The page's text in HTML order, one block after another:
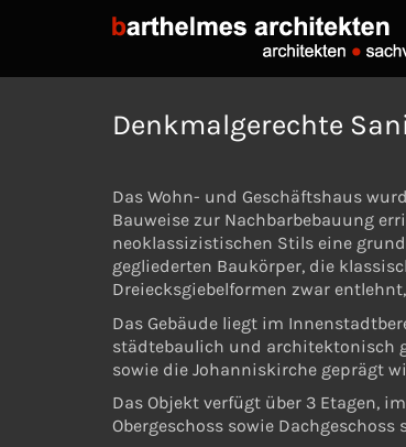
Denkmalgerechte
Das Wohn- und Geschäftshaus
Bauweise zur Nachbarbebauung
neoklassizistischen Stils eine
gegliederten Baukörper, die
Dreiecksgiebelformen zwar
Das Gebäude liegt im
städtebaulich und architektonisch
sowie die Johanniskirche geprägt
Das Objekt verfügt über 3 Etagen,
Obergeschoss sowie